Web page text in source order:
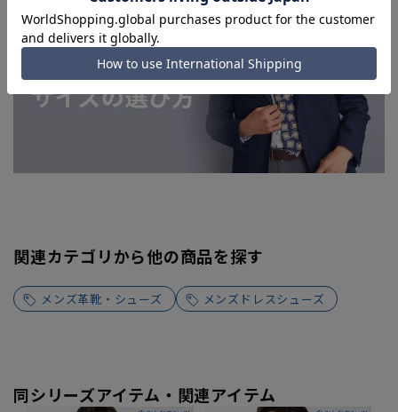
関連カテゴリから他の商品を探す
メンズ革靴・シューズ メンズドレスシューズ
同シリーズアイテム・関連アイテム